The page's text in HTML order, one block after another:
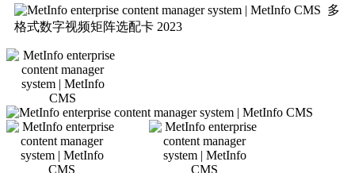
多
格式数字视频矩阵选配卡 2023